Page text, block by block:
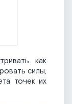
как
силы,
точек их